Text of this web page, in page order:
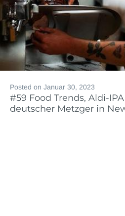
Posted on Januar 30, 2023
#59 Food Trends, Aldi-
deutscher Metzger in